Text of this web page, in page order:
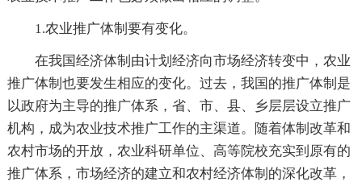
1.农业推广体制要有变化。
在我国经济体制由计划经济向市场经济转变中，农业
推广体制也要发生相应的变化。过去，我国的推广体制是
以政府为主导的推广体系，省、市、县、乡层层设立推广
机构，成为农业技术推广工作的主渠道。随着体制改革和
农村市场的开放，农业科研单位、高等院校充实到原有的
推广体系，市场经济的建立和农村经济体制的深化改革，